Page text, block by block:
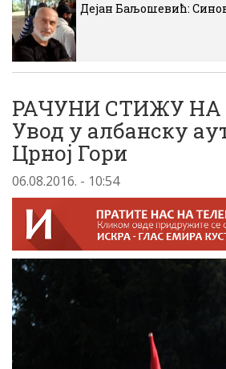
Дејан Баљошевић:
РАЧУНИ СТИЖУ
Увод у албанску
Црној Гори
06.08.2016. - 10:54